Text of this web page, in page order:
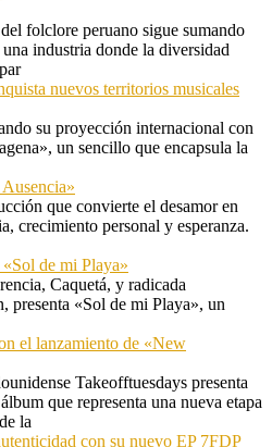
folclore peruano sigue sumando
industria donde la diversidad
nuevos territorios musicales
su proyección internacional con
un sencillo que encapsula la
que convierte el desamor en
crecimiento personal y esperanza.
de mi Playa»
Caquetá, y radicada
presenta «Sol de mi Playa», un
el lanzamiento de «New
Takeofftuesdays presenta
que representa una nueva etapa
la
con su nuevo EP 7FDP